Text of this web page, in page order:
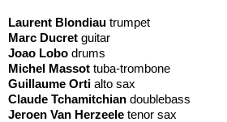
Laurent Blondiau trumpet
Marc Ducret guitar
Joao Lobo drums
Michel Massot tuba-trombone
Guillaume Orti alto sax
Claude Tchamitchian doublebass
Jeroen Van Herzeele tenor sax